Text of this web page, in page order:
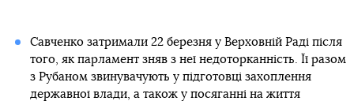
Савченко затримали 22 березня у Верховній Раді після
того, як парламент зняв з неї недоторканність. Її разом
з Рубаном звинувачують у підготовці захоплення
державної влади, а також у посяганні на життя